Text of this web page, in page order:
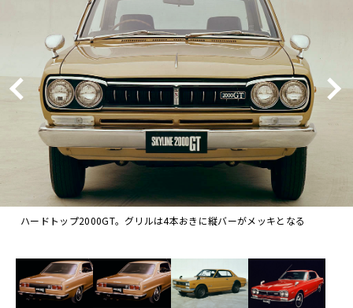
ハードトップ2000GT。グリルは4本おきに縦バーがメッキとなる